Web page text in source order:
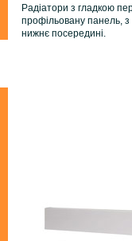
Радіатори з гладкою
профільовану панель,
нижнє посередині.